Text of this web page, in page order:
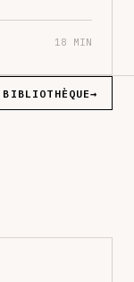
18 MIN
→